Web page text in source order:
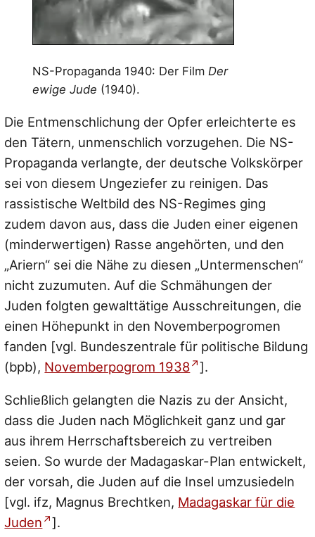
NS-Propaganda 1940: Der FilmDer
ewige Jude (1940).
Die Entmenschlichung der Opfer erleichterte es
den Tätern, unmenschlich vorzugehen. Die NS-
Propaganda verlangte, der deutsche Volkskörper
sei von diesem Ungeziefer zu reinigen. Das
rassistische Weltbild des NS-Regimes ging
zudem davon aus, dass die Juden einer eigenen
(minderwertigen) Rasse angehörten, und den
„Ariern“ sei die Nähe zu diesen „Untermenschen“
nicht zuzumuten. Auf die Schmähungen der
Juden folgten gewalttätige Ausschreitungen, die
einen Höhepunkt in den Novemberpogromen
fanden [vgl. Bundeszentrale für politische Bildung
(bpb), Novemberpogrom 1938 ].
Schließlich gelangten die Nazis zu der Ansicht,
dass die Juden nach Möglichkeit ganz und gar
aus ihrem Herrschaftsbereich zu vertreiben
seien. So wurde der Madagaskar-Plan entwickelt,
der vorsah, die Juden auf die Insel umzusiedeln
[vgl. ifz, Magnus Brechtken, Madagaskar für die
Juden
].